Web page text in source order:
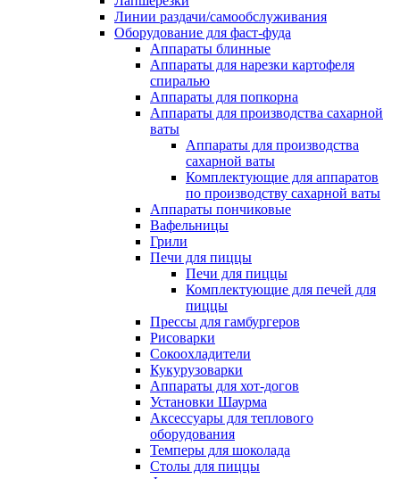
Линии раздачи/самообслуживания
Оборудование для фаст-фуда
Аппараты блинные
Аппараты для нарезки картофеля
спиралью
Аппараты для попкорна
Аппараты для производства сахарной
ваты
Аппараты для производства
сахарной ваты
Комплектующие для аппаратов
по производству сахарной ваты
Аппараты пончиковые
Вафельницы
Грили
Печи для пиццы
Печи для пиццы
Комплектующие для печей для
пиццы
Прессы для гамбургеров
Рисоварки
Сокоохладители
Кукурузоварки
Аппараты для хот-догов
Установки Шаурма
Аксессуары для теплового
оборудования
Темперы для шоколада
Столы для пиццы